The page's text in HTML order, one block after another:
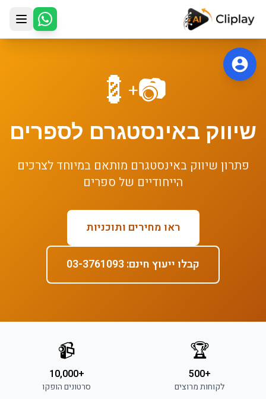
דלג לתוכן הראשי
📷
+
💈
שיווק באינסטגרם לספרים
פתרון שיווק באינסטגרם מותאם במיוחד לצרכים
הייחודיים של ספרים
ראו מחירים ותוכניות
קבלו ייעוץ חינם: 03-3761093
🏆
+500
לקוחות מרוצים
📹
+10,000
סרטונים הופקו